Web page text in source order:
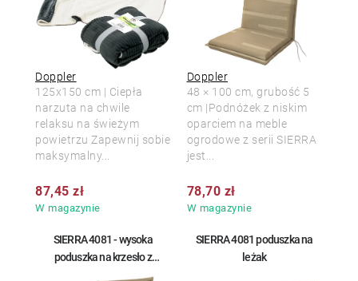
Doppler
W magazynie
87,45 zł
125x150 cm | Ciepła
narzuta na chwile
relaksu na świeżym
powietrzu Zapewnij sobie
maksymalny...
Doppler
W magazynie
78,70 zł
48 × 100 cm, grubość 5
cm |Podnóżek z niskim
oparciem na meble
ogrodowe z serii SIERRA
jest...
SIERRA 4081 - wysoka
poduszka na krzesło z
SIERRA 4081 poduszka na
leżak